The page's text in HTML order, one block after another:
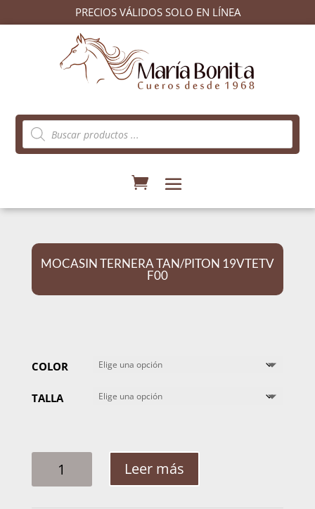
PRECIOS VÁLIDOS SOLO EN LÍNEA
Búsqueda
de
productos
MOCASIN TERNERA TAN/PITON 19VTETV
F00
COLOR
TALLA
TERNERA
Leer más